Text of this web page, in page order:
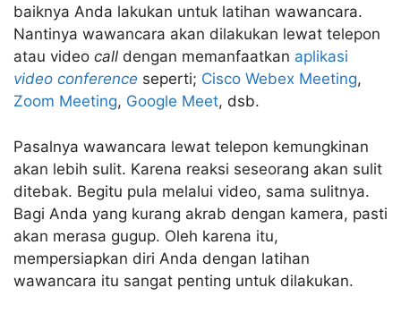
baiknya Anda lakukan untuk latihan wawancara.
Nantinya wawancara akan dilakukan lewat telepon
atau video call dengan memanfaatkan aplikasi
video conference seperti; Cisco Webex Meeting,
Zoom Meeting, Google Meet, dsb.
Pasalnya wawancara lewat telepon kemungkinan
akan lebih sulit. Karena reaksi seseorang akan sulit
ditebak. Begitu pula melalui video, sama sulitnya.
Bagi Anda yang kurang akrab dengan kamera, pasti
akan merasa gugup. Oleh karena itu,
mempersiapkan diri Anda dengan latihan
wawancara itu sangat penting untuk dilakukan.